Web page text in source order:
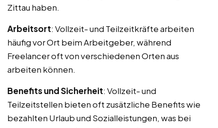
Zittau haben.
Arbeitsort: Vollzeit- und Teilzeitkräfte arbeiten
häufig vor Ort beim Arbeitgeber, während
Freelancer oft von verschiedenen Orten aus
arbeiten können.
Benefits und Sicherheit: Vollzeit- und
Teilzeitstellen bieten oft zusätzliche Benefits wie
bezahlten Urlaub und Sozialleistungen, was bei